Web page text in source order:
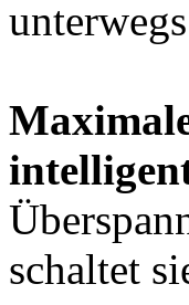
schaltet